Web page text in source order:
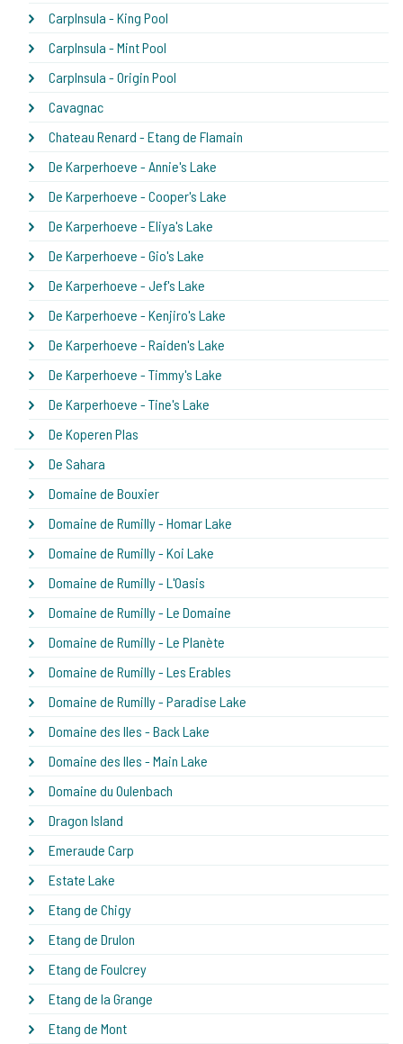
CarpInsula - King Pool
CarpInsula - Mint Pool
CarpInsula - Origin Pool
Cavagnac
Chateau Renard - Etang de Flamain
De Karperhoeve - Annie's Lake
De Karperhoeve - Cooper's Lake
De Karperhoeve - Eliya's Lake
De Karperhoeve - Gio's Lake
De Karperhoeve - Jef's Lake
De Karperhoeve - Kenjiro's Lake
De Karperhoeve - Raiden's Lake
De Karperhoeve - Timmy's Lake
De Karperhoeve - Tine's Lake
De Koperen Plas
De Sahara
Domaine de Bouxier
Domaine de Rumilly - Homar Lake
Domaine de Rumilly - Koi Lake
Domaine de Rumilly - L'Oasis
Domaine de Rumilly - Le Domaine
Domaine de Rumilly - Le Planète
Domaine de Rumilly - Les Erables
Domaine de Rumilly - Paradise Lake
Domaine des Iles - Back Lake
Domaine des Iles - Main Lake
Domaine du Oulenbach
Dragon Island
Emeraude Carp
Estate Lake
Etang de Chigy
Etang de Drulon
Etang de Foulcrey
Etang de la Grange
Etang de Mont